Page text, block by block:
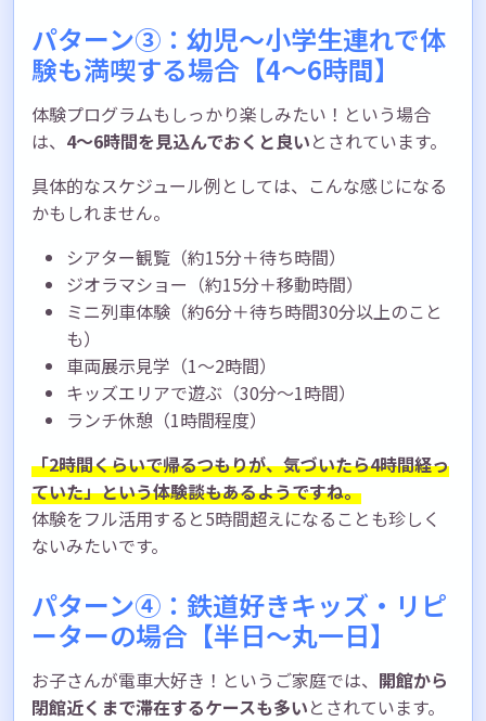
パターン③：幼児〜小学生連れで体
験も満喫する場合【4〜6時間】
体験プログラムもしっかり楽しみたい！という場合
は、 4〜6時間を見込んでおくと良いとされています。
具体的なスケジュール例としては、こんな感じになる
かもしれません。
シアター観覧（約15分＋待ち時間）
ジオラマショー（約15分＋移動時間）
ミニ列車体験（約6分＋待ち時間30分以上のこと
も）
車両展示見学（1〜2時間）
キッズエリアで遊ぶ（30分〜1時間）
ランチ休憩（1時間程度）
「2時間くらいで帰るつもりが、気づいたら4時間経っ
ていた」という体験談もあるようですね。
体験をフル活用すると5時間超えになることも珍しく
ないみたいです。
パターン④：鉄道好きキッズ・リピ
ーターの場合【半日〜丸一日】
お子さんが電車大好き！というご家庭では、 開館から
閉館近くまで滞在するケースも多いとされています。